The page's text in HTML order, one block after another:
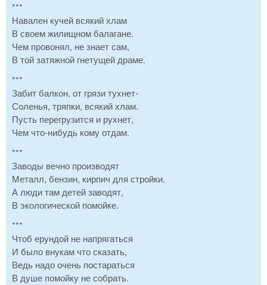
***
Навален кучей всякий хлам
В своем жилищном балагане.
Чем провонял, не знает сам,
В той затяжной гнетущей драме.
***
Забит балкон, от грязи тухнет-
Соленья, тряпки, всякий хлам.
Пусть перегрузится и рухнет,
Чем что-нибудь кому отдам.
***
Заводы вечно производят
Металл, бензин, кирпич для стройки.
А люди там детей заводят,
В экологической помойке.
***
Чтоб ерундой не напрягаться
И было внукам что сказать,
Ведь надо очень постараться
В душе помойку не собрать.